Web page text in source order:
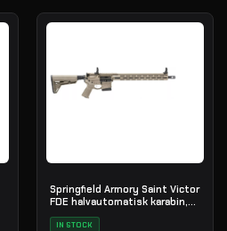
Springfield Armory Saint Victor
FDE halvautomatisk karabin,
.223 Rem
IN STOCK